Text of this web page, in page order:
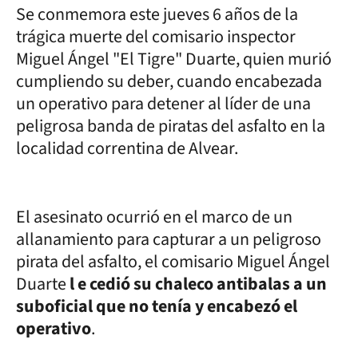
Se conmemora este jueves 6 años de la
trágica muerte del comisario inspector
Miguel Ángel "El Tigre" Duarte, quien murió
cumpliendo su deber, cuando encabezada
un operativo para detener al líder de una
peligrosa banda de piratas del asfalto en la
localidad correntina de Alvear.
El asesinato ocurrió en el marco de un
allanamiento para capturar a un peligroso
pirata del asfalto, el comisario Miguel Ángel
Duartel e cedió su chaleco antibalas a un
suboficial que no tenía y encabezó el
operativo.